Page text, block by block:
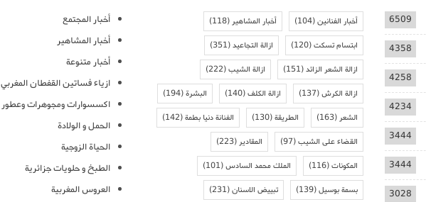
6509
4358
4258
4234
3444
3444
3028
أخبار الفنانين(104) أخبار المشاهير(118)
ابتسام تسكت(120) ازالة التجاعيد(351)
ازالة الشعر الزائد(151) ازالة الشيب(222)
ازالة الكرش(137) ازالة الكلف(140) البشرة(194)
الشعر(163) الطريقة(130) الفنانة دنيا بطمة(142)
القضاء على الشيب(97) المقادير(223)
المكونات(116) الملك محمد السادس(101)
بسمة بوسيل(139) تبييض الاسنان(231)
أخبار المجتمع
أخبار المشاهير
أخبار متنوعة
ازياء فساتين القفطان المغربي
اكسسوارات ومجوهرات وعطور
الحمل و الولادة
الحياة الزوجية
الطبخ و حلويات جزائرية
العروس المغربية